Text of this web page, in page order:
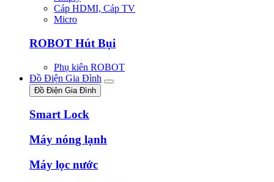
Cáp HDMI, Cáp TV
Micro
ROBOT Hút Bụi
Phụ kiên ROBOT
Đồ Điện Gia Đình
Đồ Điện Gia Đình
Smart Lock
Máy nóng lạnh
Máy lọc nước